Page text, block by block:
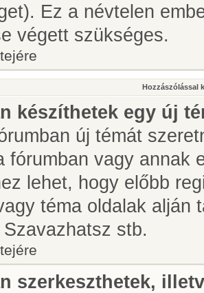
Ez a névtelen
végett szükséges.
Hozzászólással
készíthetek egy új
új témát
fórumban vagy annak
lehet, hogy előbb
téma oldalak alján
stb.
szerkeszthetek,